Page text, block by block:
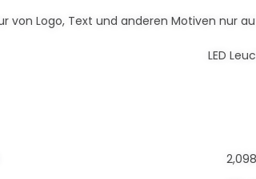
von Logo, Text und anderen Motiven nur
LED